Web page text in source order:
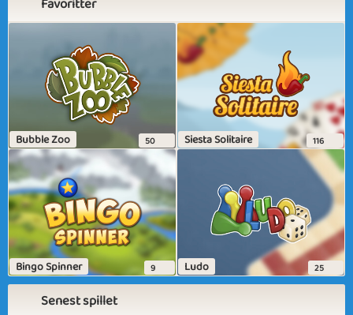
Bubble Zoo 50 Siesta Solitaire 116
Bingo Spinner 9 Ludo 25
Senest spillet